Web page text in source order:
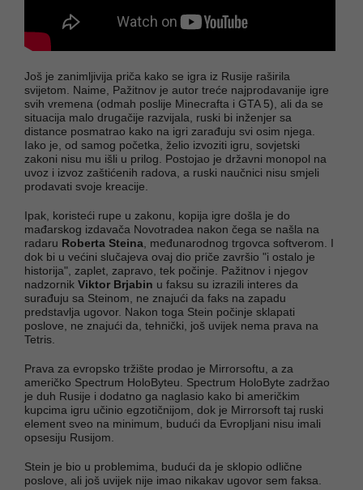
Još je zanimljivija priča kako se igra iz Rusije raširila
svijetom. Naime, Pažitnov je autor treće najprodavanije igre
svih vremena (odmah poslije Minecrafta i GTA 5), ali da se
situacija malo drugačije razvijala, ruski bi inženjer sa
distance posmatrao kako na igri zarađuju svi osim njega.
Iako je, od samog početka, želio izvoziti igru, sovjetski
zakoni nisu mu išli u prilog. Postojao je državni monopol na
uvoz i izvoz zaštićenih radova, a ruski naučnici nisu smjeli
prodavati svoje kreacije.
Ipak, koristeći rupe u zakonu, kopija igre došla je do
mađarskog izdavača Novotradea nakon čega se našla na
radaru Roberta Steina , međunarodnog trgovca softverom. I
dok bi u većini slučajeva ovaj dio priče završio "i ostalo je
historija", zaplet, zapravo, tek počinje. Pažitnov i njegov
nadzornik Viktor Brjabin u faksu su izrazili interes da
surađuju sa Steinom, ne znajući da faks na zapadu
predstavlja ugovor. Nakon toga Stein počinje sklapati
poslove, ne znajući da, tehnički, još uvijek nema prava na
Tetris.
Prava za evropsko tržište prodao je Mirrorsoftu, a za
američko Spectrum HoloByteu. Spectrum HoloByte zadržao
je duh Rusije i dodatno ga naglasio kako bi američkim
kupcima igru učinio egzotičnijom, dok je Mirrorsoft taj ruski
element sveo na minimum, budući da Evropljani nisu imali
opsesiju Rusijom.
Stein je bio u problemima, budući da je sklopio odlične
poslove, ali još uvijek nije imao nikakav ugovor sem faksa.